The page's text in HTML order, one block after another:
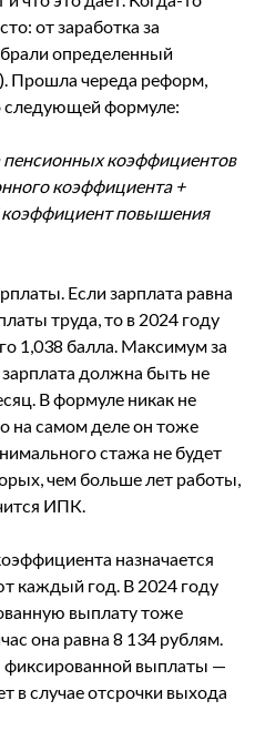
от заработка за
определенный
Прошла череда реформ,
следующей формуле:
пенсионных коэффициентов
коэффициента +
коэффициент повышения
Если зарплата равна
труда, то в 2024 году
1,038 балла. Максимум за
должна быть не
В формуле никак не
на самом деле он тоже
стажа не будет
чем больше лет работы,
ИПК.
назначается
каждый год. В 2024 году
выплату тоже
она равна 8 134 рублям.
выплаты —
в случае отсрочки выхода